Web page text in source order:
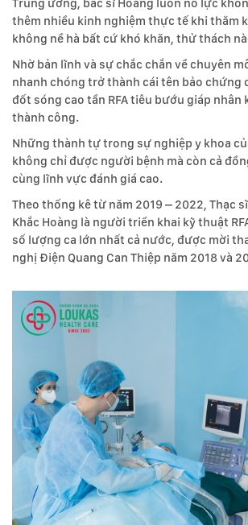
Trung ương, bác sĩ Hoàng luôn nỗ lực
thêm nhiều kinh nghiệm thực tế khi thăm
không nề hà bất cứ khó khăn, thử thách
Nhờ bản lĩnh và sự chắc chắn về chuyên
nhanh chóng trở thành cái tên bảo chứng
đốt sóng cao tần RFA tiêu bướu giáp nhân
thành công.
Những thành tự trong sự nghiệp y khoa
không chỉ được người bệnh mà còn cả
cùng lĩnh vực đánh giá cao.
Theo thống kê từ năm 2019 – 2022, Thạc
Khắc Hoàng là người triển khai kỹ thuật
số lượng ca lớn nhất cả nước, được mời
nghị Điện Quang Can Thiệp năm 2018 và